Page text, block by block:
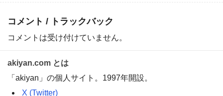
コメント / トラックバック
コメントは受け付けていません。
akiyan.com とは
「akiyan」の個人サイト。1997年開設。
X (Twitter)